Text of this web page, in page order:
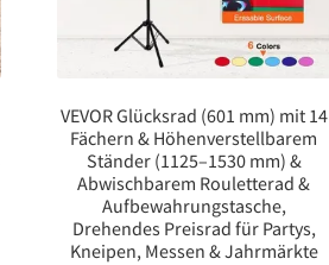
VEVOR Glücksrad (601 mm) mit 14
Fächern & Höhenverstellbarem
Ständer (1125–1530 mm) &
Abwischbarem Rouletterad &
Aufbewahrungstasche,
Drehendes Preisrad für Partys,
Kneipen, Messen & Jahrmärkte